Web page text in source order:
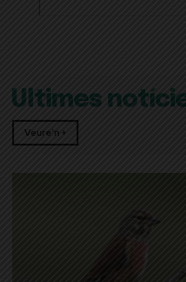
Últimes
Veure'n +